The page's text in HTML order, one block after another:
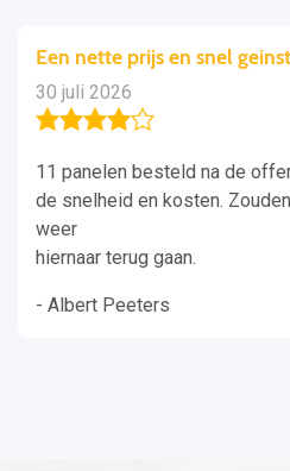
Een nette prijs en snel
30 juli 2026
11 panelen besteld na de
de snelheid en kosten.
weer
hiernaar terug gaan.
- Albert Peeters